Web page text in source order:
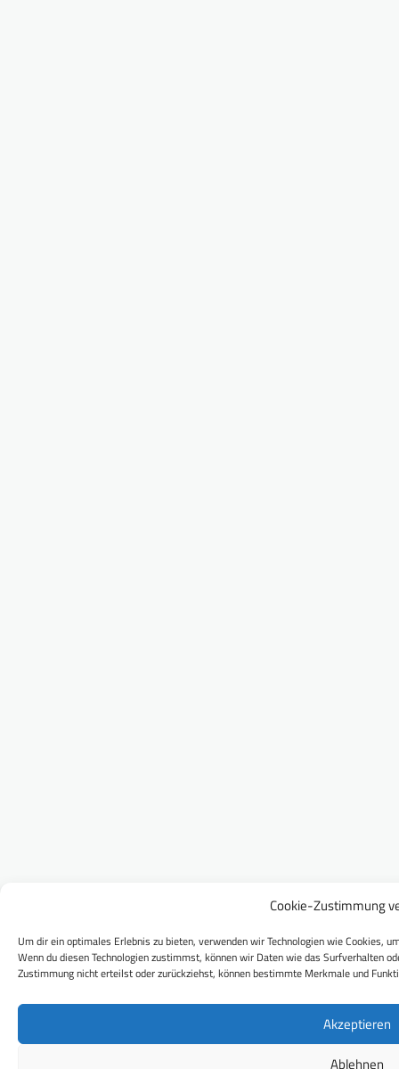
Cookie-Zustimmung
Um dir ein optimales Erlebnis zu bieten, verwenden wir Technologien wie Cookies,
Wenn du diesen Technologien zustimmst, können wir Daten wie das Surfverhalten
Zustimmung nicht erteilst oder zurückziehst, können bestimmte Merkmale und
Akzeptieren
Ablehnen